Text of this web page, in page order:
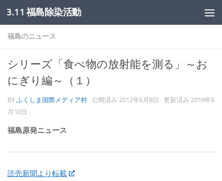
コンテンツへスキップ
3.11 福島除染活動
福島のニュース
シリーズ「食べ物の放射能を測る」～お
にぎり編～（１）
BY ふくしま国際メディア村 · 公開済み 2012年6月8日 · 更新済み 2019年6
月10日
福島原発ニュース
読売新聞より転載